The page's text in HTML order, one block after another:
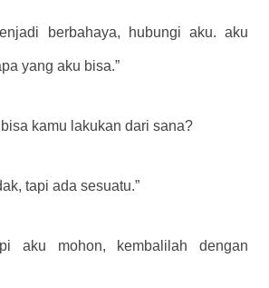
berbahaya, hubungi aku. aku
yang aku bisa.”
bisa kamu lakukan dari sana?
tapi ada sesuatu.”
aku mohon, kembalilah dengan